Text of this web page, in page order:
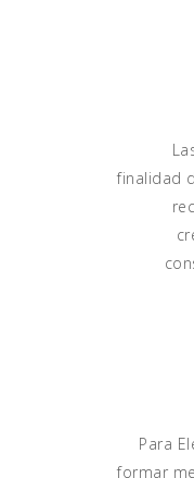
finalidad
Para
formar